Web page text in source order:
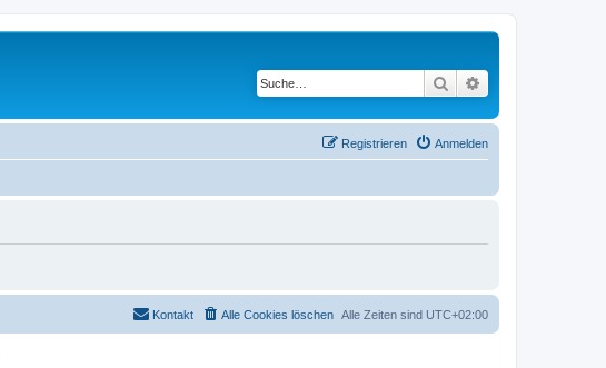
Suche
Anmelden
Registrieren
Alle Zeiten sind UTC+02:00
Alle Cookies löschen
Kontakt